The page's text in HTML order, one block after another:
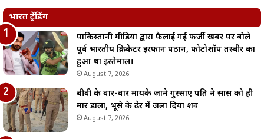
भारत ट्रेंडिंग
पाकिस्तानी मीडिया द्वारा फैलाई गई फर्जी खबर पर बोले
पूर्व भारतीय क्रिकेटर इरफान पठान, फोटोशॉप तस्वीर का
हुआ था इस्तेमाल।
August 7, 2026
बीवी के बार-बार मायके जाने गुस्साए पति ने सास को ही
मार डाला, भूसे के ढेर में जला दिया शव
August 7, 2026